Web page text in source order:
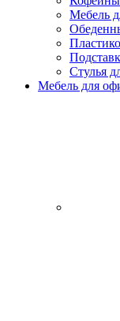
Мебель
Стулья
Мебель для